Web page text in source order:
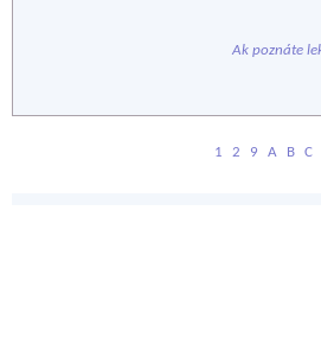
Ak poznáte
1 2 9 A B C